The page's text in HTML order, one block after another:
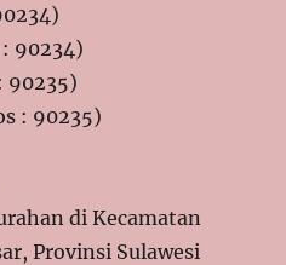
90234)
90235)
: 90235)
di Kecamatan
Provinsi Sulawesi